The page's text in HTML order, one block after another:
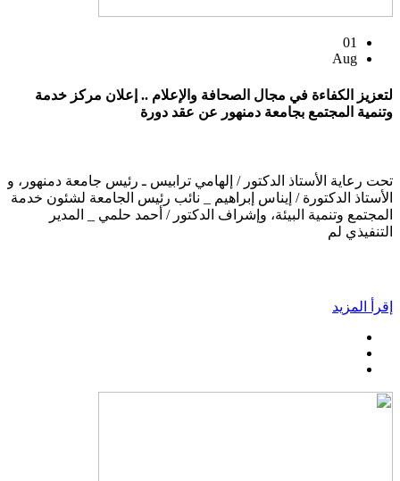
01
Aug
لتعزيز الكفاءة في مجال الصحافة والإعلام .. إعلان مركز خدمة
وتنمية المجتمع بجامعة دمنهور عن عقد دورة
تحت رعاية الأستاذ الدكتور / إلهامي ترابيس ـ رئيس جامعة دمنهور، و
الأستاذ الدكتورة / إيناس إبراهيم _ نائب رئيس الجامعة لشئون خدمة
المجتمع وتنمية البيئة، وإشراف الدكتور / أحمد حلمي _ المدير
التنفيذي لم
إقرأ المزيد